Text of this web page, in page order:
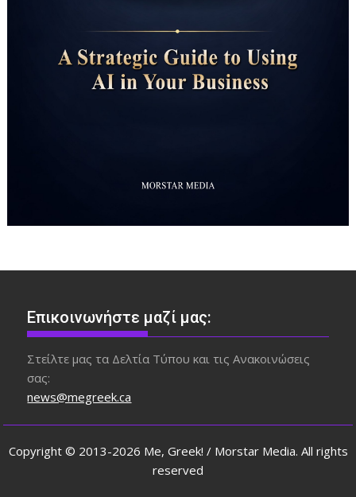
Επικοινωνήστε μαζί μας:
Στείλτε μας τα Δελτία Τύπου και τις Ανακοινώσεις
σας:
news@megreek.ca
Copyright © 2013-2026 Me, Greek! / Morstar Media. All rights
reserved